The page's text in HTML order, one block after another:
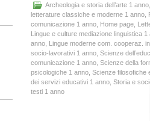
Archeologia e storia dell’arte 1 anno
letterature classiche e moderne 1 anno
comunicazione 1 anno Home page
Lingue e culture mediazione linguistica 1
anno Lingue moderne com. cooperaz.
socio-lavorativi 1 anno Scienze
comunicazione 1 anno Scienze della
psicologiche 1 anno Scienze filosofiche
dei servizi educativi 1 anno Storia e
testi 1 anno